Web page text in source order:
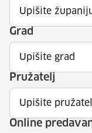
Upišite
Grad
Upišite grad
Pružatelj
Upišite
Online